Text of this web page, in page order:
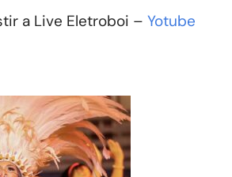
a Live Eletroboi – Yotube